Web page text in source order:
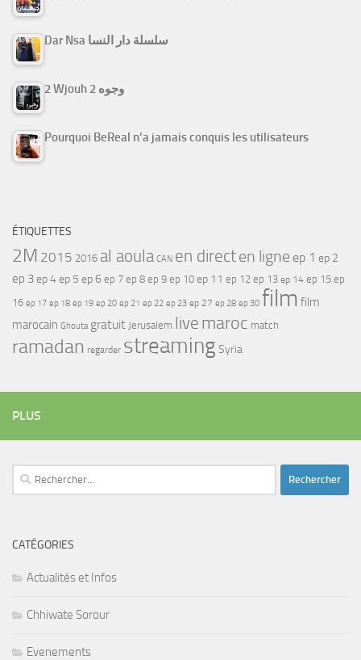
Dar Nsa سلسلة دار النسا
2 Wjouh 2 وجوه
Pourquoi BeReal n’a jamais conquis les utilisateurs
ÉTIQUETTES
2M 2015 2016 al aoula CAN en directen ligne ep 1 ep 2
ep 3ep 4ep 5 ep 6 ep 7 ep 8 ep 9 ep 10 ep 11 ep 12 ep 13 ep 14 ep 15 ep
16 ep 17 ep 18 ep 19 ep 20 ep 21 ep 22 ep 23 ep 27 ep 28 ep 30 film film
marocain Ghouta gratuit Jerusalem live maroc match
ramadan regarder streamingSyria
PLUS
Rechercher :
CATÉGORIES
Actualités et Infos
Chhiwate Sorour
Evenements